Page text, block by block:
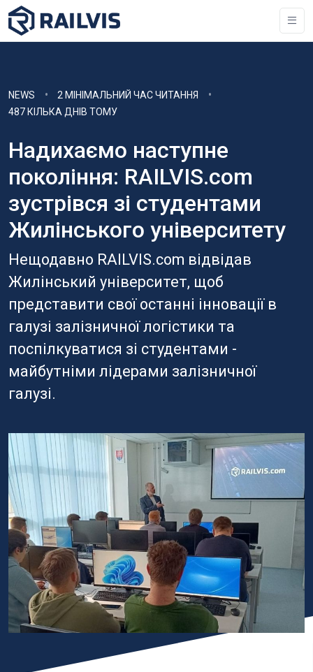
NEWS
2 МІНІМАЛЬНИЙ ЧАС ЧИТАННЯ
487 КІЛЬКА ДНІВ ТОМУ
Надихаємо наступне
покоління: RAILVIS.com
зустрівся зі студентами
Жилінського університету
Нещодавно RAILVIS.com відвідав
Жилінський університет, щоб
представити свої останні інновації в
галузі залізничної логістики та
поспілкуватися зі студентами -
майбутніми лідерами залізничної
галузі.